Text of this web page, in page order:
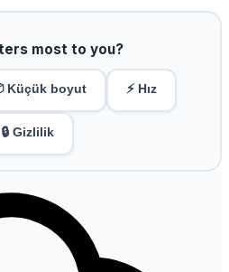
most to you?
Küçük boyut ⚡ Hız
🔒 Gizlilik